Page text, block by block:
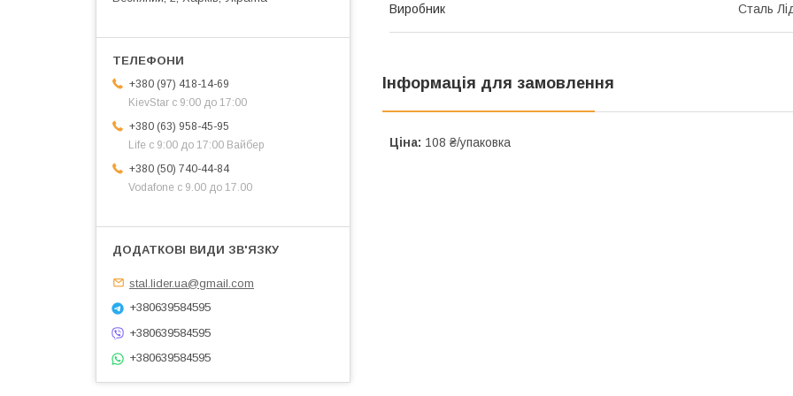
Виробник Сталь
Інформація для замовлення
Ціна: 108 ₴/упаковка
+380 (97) 418-14-69
KievStar с 9:00 до 17:00
+380 (63) 958-45-95
Life с 9:00 до 17:00 Вайбер
+380 (50) 740-44-84
Vodafone с 9.00 до 17.00
stal.lider.ua@gmail.com
+380639584595
+380639584595
+380639584595